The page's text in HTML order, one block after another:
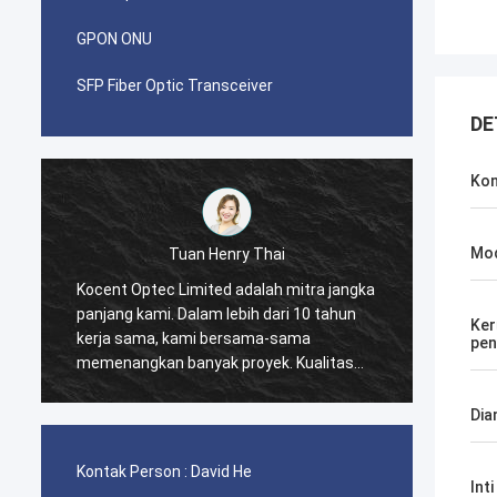
GPON ONU
SFP Fiber Optic Transceiver
mitra jangka
dari 10 tahun
proyek. Kualitas
drop FTTH
Tuan Pablo
Saya terkejut ketika saya melakukan
pemesanan pertama dengan Kocent
Optec Limited pada tahun 2014. Satu
kontainer kabel GYXTW 40GP dan satu
kontainer 20GP untuk konektor cepat,
Kontak Person : David He
Inti